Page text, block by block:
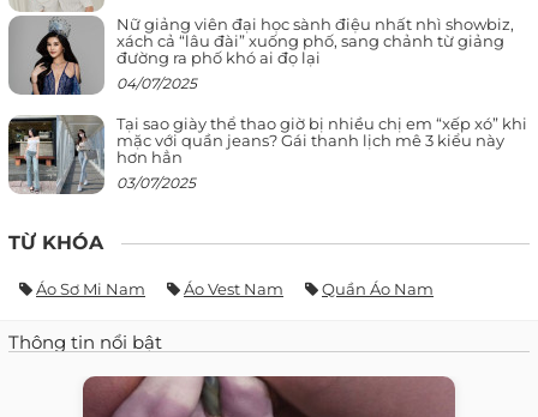
Nữ giảng viên đại học sành điệu nhất nhì showbiz,
xách cả “lâu đài” xuống phố, sang chảnh từ giảng
đường ra phố khó ai đọ lại
04/07/2025
Tại sao giày thể thao giờ bị nhiều chị em “xếp xó” khi
mặc với quần jeans? Gái thanh lịch mê 3 kiểu này
hơn hẳn
03/07/2025
TỪ KHÓA
Áo Sơ Mi Nam Áo Vest Nam Quần Áo Nam
Thông tin nổi bật